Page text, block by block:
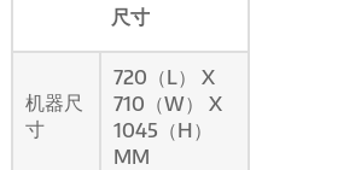
尺寸
机器尺
寸
720（L） X
710（W） X
1045（H）
MM